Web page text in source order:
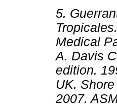
5.
Medical
A. Davis
edition.
UK.
2007.